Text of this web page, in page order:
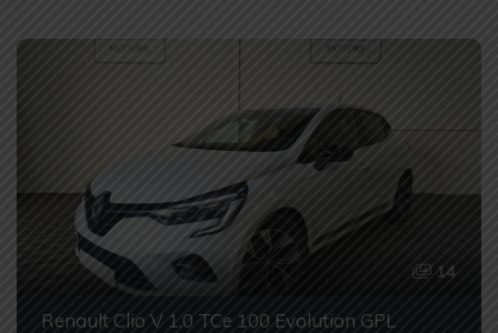
14
Renault Clio V 1.0 TCe 100 Evolution GPL